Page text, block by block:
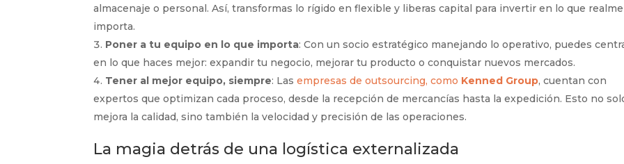
almacenaje o personal. Así, transformas lo rígido en flexible y liberas capital para invertir en lo que
importa.
Poner a tu equipo en lo que importa: Con un socio estratégico manejando lo operativo, puedes
en lo que haces mejor: expandir tu negocio, mejorar tu producto o conquistar nuevos mercados.
Tener al mejor equipo, siempre: Lasempresas de outsourcing, como Kenned Group, cuentan con
expertos que optimizan cada proceso, desde la recepción de mercancías hasta la expedición. Esto no
mejora la calidad, sino también la velocidad y precisión de las operaciones.
La magia detrás de una logística externalizada